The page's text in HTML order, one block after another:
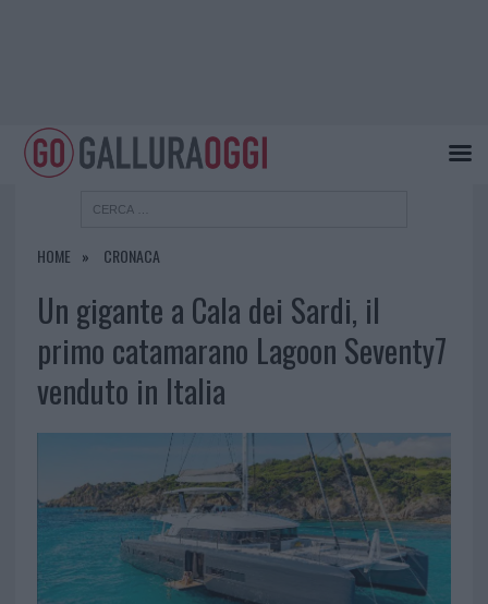
HOME CRONACA
Un gigante a Cala dei Sardi, il
primo catamarano Lagoon Seventy7
venduto in Italia